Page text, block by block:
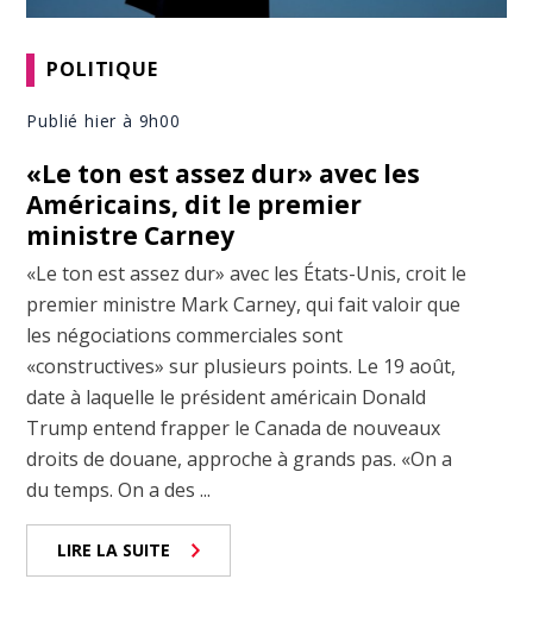
POLITIQUE
Publié hier à 9h00
«Le ton est assez dur» avec les
Américains, dit le premier
ministre Carney
«Le ton est assez dur» avec les États-Unis, croit le
premier ministre Mark Carney, qui fait valoir que
les négociations commerciales sont
«constructives» sur plusieurs points. Le 19 août,
date à laquelle le président américain Donald
Trump entend frapper le Canada de nouveaux
droits de douane, approche à grands pas. «On a
du temps. On a des ...
LIRE LA SUITE